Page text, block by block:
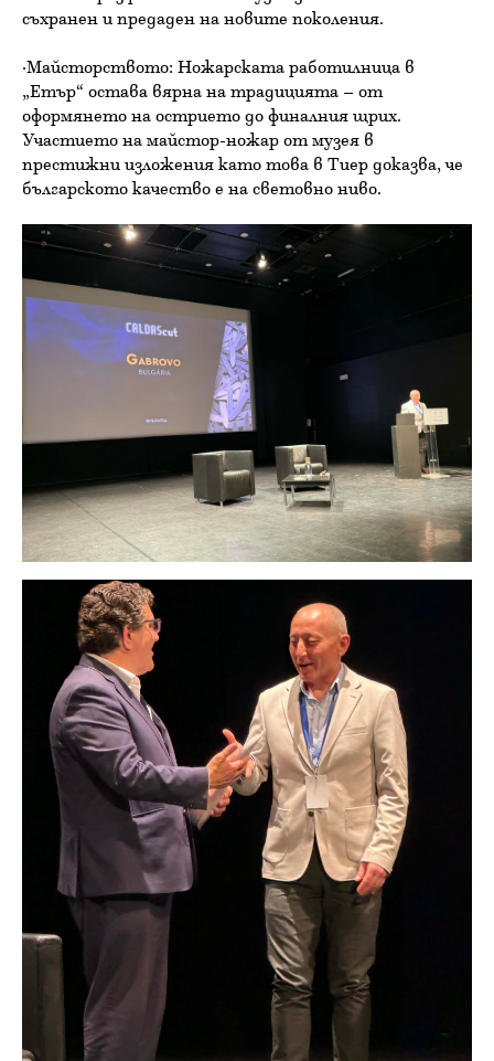
съхранен и предаден на новите поколения.
·Майсторството: Ножарската работилница в
„Етър“ остава вярна на традицията – от
оформянето на острието до финалния щрих.
Участието на майстор-ножар от музея в
престижни изложения като това в Тиер доказва, че
българското качество е на световно ниво.